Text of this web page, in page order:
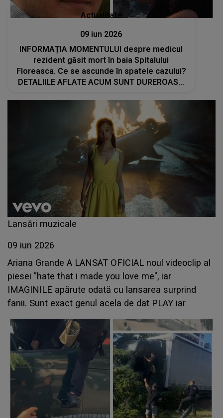
Actualitate
09 iun 2026
INFORMAȚIA MOMENTULUI despre medicul
rezident găsit mort în baia Spitalului
Floreasca. Ce se ascunde în spatele cazului?
DETALIILE AFLATE ACUM SUNT DUREROASE:
Lansări muzicale
09 iun 2026
Ariana Grande A LANSAT OFICIAL noul videoclip al
piesei "hate that i made you love me", iar
IMAGINILE apărute odată cu lansarea surprind
fanii. Sunt exact genul acela de dat PLAY iar